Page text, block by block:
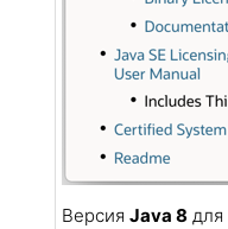
Версия Java 8 для